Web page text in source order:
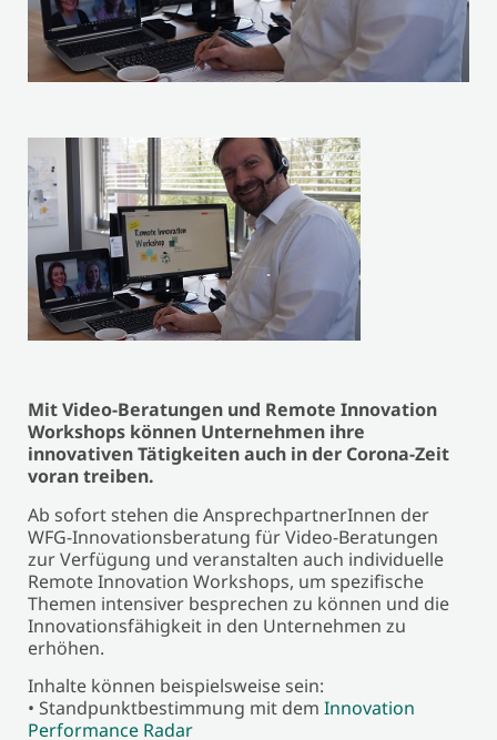
Mit Video-Beratungen und Remote Innovation
Workshops können Unternehmen ihre
innovativen Tätigkeiten auch in der Corona-Zeit
voran treiben.
Ab sofort stehen die AnsprechpartnerInnen der
WFG-Innovationsberatung für Video-Beratungen
zur Verfügung und veranstalten auch individuelle
Remote Innovation Workshops, um spezifische
Themen intensiver besprechen zu können und die
Innovationsfähigkeit in den Unternehmen zu
erhöhen.
Inhalte können beispielsweise sein:
• Standpunktbestimmung mit dem Innovation
Performance Radar